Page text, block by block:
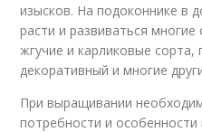
изысков. На подоконнике в
расти и развиваться
жгучие и карликовые сорта,
декоративный и многие
При выращивании
потребности и особенности